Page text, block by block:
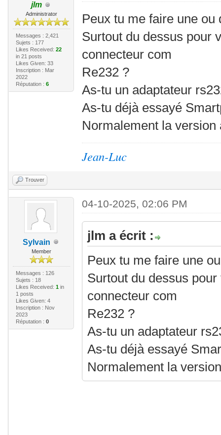
jlm
Administrator
Messages : 2,421
Sujets : 177
Likes Received: 22
in 21 posts
Likes Given: 33
Inscription : Mar
2022
Réputation : 6
Peux tu me faire une
Surtout du dessus pour
connecteur com
Re232 ?
As-tu un adaptateur
As-tu déjà essayé
Normalement la
Jean-Luc
Trouver
Sylvain
Member
Messages : 126
Sujets : 18
Likes Received: 1in
1 posts
Likes Given: 4
Inscription : Nov
2023
Réputation : 0
04-10-2025, 02:06 PM
jlm a écrit :
Peux tu me faire une
Surtout du dessus
connecteur com
Re232 ?
As-tu un adaptateur
As-tu déjà essayé
Normalement la